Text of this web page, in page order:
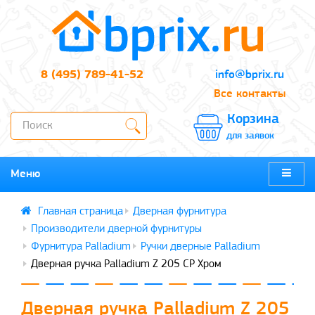
8 (495) 789-41-52
info@bprix.ru
Все контакты
Корзина
для заявок
Меню
Дверная фурнитура
Производители дверной фурнитуры
Фурнитура Palladium
Ручки дверные Palladium
Дверная ручка Palladium Z 205 CP Хром
Дверная ручка Palladium Z 205